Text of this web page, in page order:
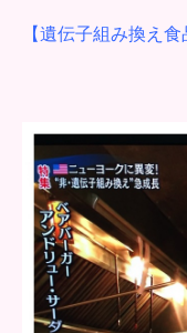
【遺伝子組み換え